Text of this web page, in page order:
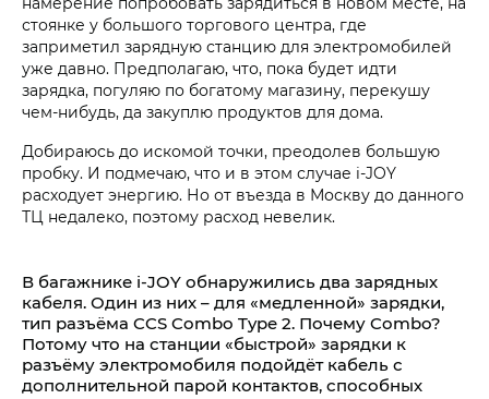
стоянке у большого торгового центра, где
заприметил зарядную станцию для электромобилей
уже давно. Предполагаю, что, пока будет идти
зарядка, погуляю по богатому магазину, перекушу
чем-нибудь, да закуплю продуктов для дома.
Добираюсь до искомой точки, преодолев большую
пробку. И подмечаю, что и в этом случае i‑JOY
расходует энергию. Но от въезда в Москву до данного
ТЦ недалеко, поэтому расход невелик.
В багажнике i‑JOY обнаружились два зарядных
кабеля. Один из них – для «медленной» зарядки,
тип разъёма CCS Combo Type 2. Почему Combo?
Потому что на станции «быстрой» зарядки к
разъёму электромобиля подойдёт кабель с
дополнительной парой контактов, способных